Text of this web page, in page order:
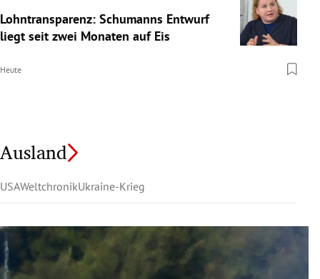
Lohntransparenz: Schumanns Entwurf
liegt seit zwei Monaten auf Eis
Heute
Ausland
USAWeltchronikUkraine-Krieg